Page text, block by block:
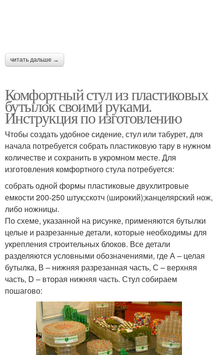
читать дальше →
Комфортный стул из пластиковых
бутылок своими руками.
Инструкция по изготовлению
Чтобы создать удобное сидение, стул или табурет, для
начала потребуется собрать пластиковую тару в нужном
количестве и сохранить в укромном месте. Для
изготовления комфортного стула потребуется:
собрать одной формы пластиковые двухлитровые
емкости 200-250 штук;скотч (широкий);канцелярский нож,
либо ножницы.
По схеме, указанной на рисунке, применяются бутылки
целые и разрезанные детали, которые необходимы для
укрепления строительных блоков. Все детали
разделяются условными обозначениями, где А – целая
бутылка, В – нижняя разрезанная часть, С – верхняя
часть, D – вторая нижняя часть. Стул собираем
пошагово: